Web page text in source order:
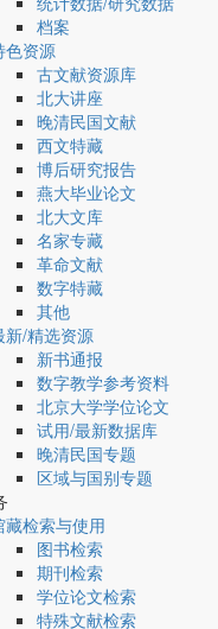
档案
色资源
古文献资源库
北大讲座
晚清民国文献
西文特藏
博后研究报告
燕大毕业论文
北大文库
名家专藏
革命文献
数字特藏
其他
新/精选资源
新书通报
数字教学参考资料
北京大学学位论文
试用/最新数据库
晚清民国专题
区域与国别专题
藏检索与使用
图书检索
期刊检索
学位论文检索
特殊文献检索